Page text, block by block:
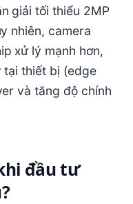
giải tối thiểu 2MP
nhiên, camera
xử lý mạnh hơn,
tại thiết bị (edge
và tăng độ chính
đầu tư